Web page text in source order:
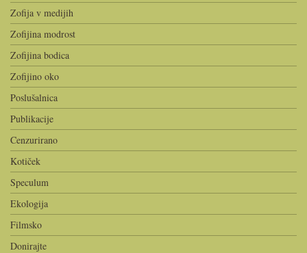
Zofija v medijih
Zofijina modrost
Zofijina bodica
Zofijino oko
Poslušalnica
Publikacije
Cenzurirano
Kotiček
Speculum
Ekologija
Filmsko
Donirajte